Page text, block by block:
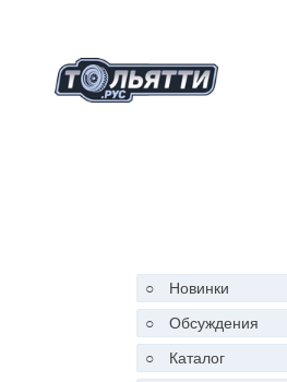
○
Новинки
○
Обсуждения
○
Каталог